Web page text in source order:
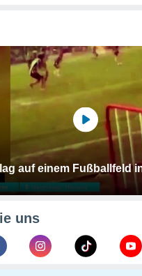
auf einem Fußballfeld
uns